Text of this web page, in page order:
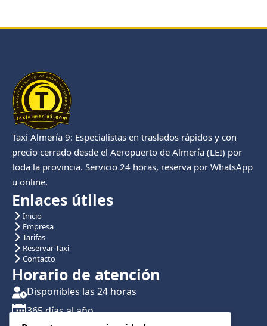
Taxi Almería 9: Especialistas en traslados rápidos y con
precio cerrado desde el Aeropuerto de Almería (LEI) por
toda la provincia. Servicio 24 horas, reserva por WhatsApp
u online.
Enlaces útiles
Inicio
Empresa
Tarifas
Reservar Taxi
Contacto
Horario de atención
Disponibles las 24 horas
365 días al año